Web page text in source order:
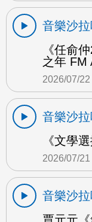
音樂沙
《任俞
之年 FM
2026/07/22
音樂沙
《文學
2026/07/21
音樂沙